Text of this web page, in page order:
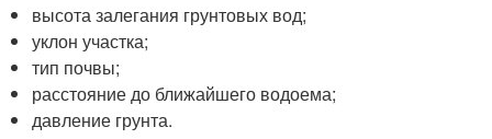
высота залегания грунтовых вод;
уклон участка;
тип почвы;
расстояние до ближайшего водоема;
давление грунта.